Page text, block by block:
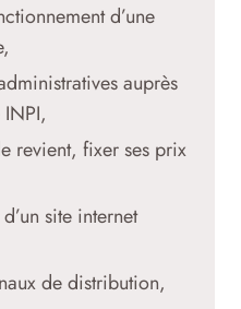
d’une
auprès
revient, fixer ses prix
site internet
de distribution,